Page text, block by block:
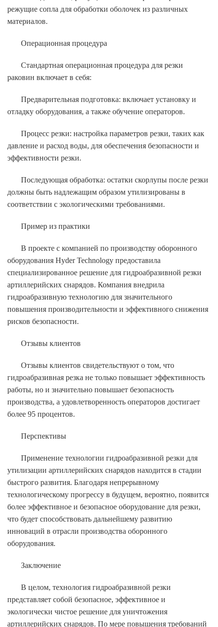
режущие сопла для обработки оболочек из различных
материалов.
Операционная процедура
Стандартная операционная процедура для резки
раковин включает в себя:
Предварительная подготовка: включает установку и
отладку оборудования, а также обучение операторов.
Процесс резки: настройка параметров резки, таких как
давление и расход воды, для обеспечения безопасности и
эффективности резки.
Последующая обработка: остатки скорлупы после резки
должны быть надлежащим образом утилизированы в
соответствии с экологическими требованиями.
Пример из практики
В проекте с компанией по производству оборонного
оборудования Hyder Technology предоставила
специализированное решение для гидроабразивной резки
артиллерийских снарядов. Компания внедрила
гидроабразивную технологию для значительного
повышения производительности и эффективного снижения
рисков безопасности.
Отзывы клиентов
Отзывы клиентов свидетельствуют о том, что
гидроабразивная резка не только повышает эффективность
работы, но и значительно повышает безопасность
производства, а удовлетворенность операторов достигает
более 95 процентов.
Перспективы
Применение технологии гидроабразивной резки для
утилизации артиллерийских снарядов находится в стадии
быстрого развития. Благодаря непрерывному
технологическому прогрессу в будущем, вероятно, появится
более эффективное и безопасное оборудование для резки,
что будет способствовать дальнейшему развитию
инноваций в отрасли производства оборонного
оборудования.
Заключение
В целом, технология гидроабразивной резки
представляет собой безопасное, эффективное и
экологически чистое решение для уничтожения
артиллерийских снарядов. По мере повышения требований